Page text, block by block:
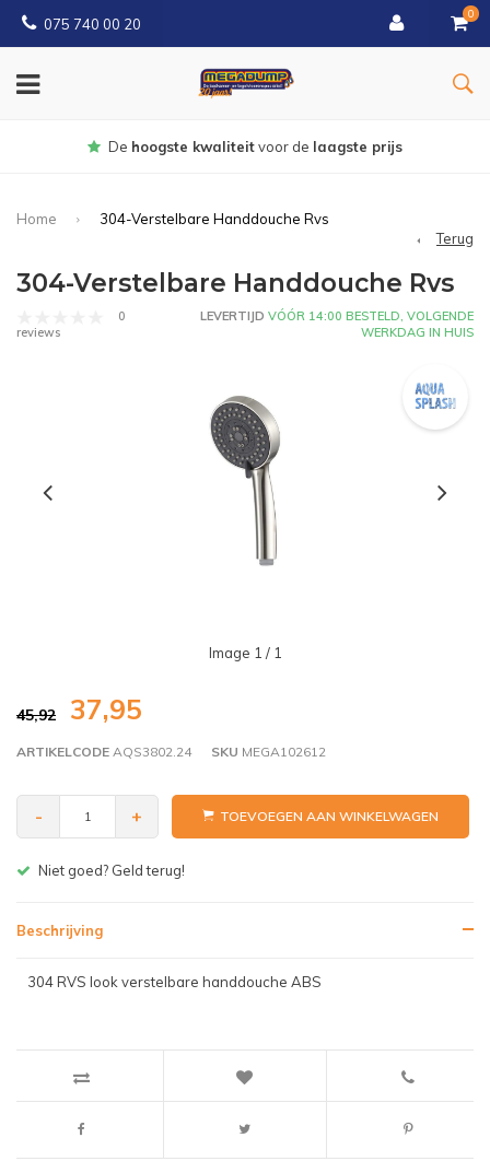
075 740 00 20
0
Gratisbezorgd vanaf € 150
Home
304-Verstelbare Handdouche Rvs
Terug
304-Verstelbare Handdouche Rvs
0
reviews
LEVERTIJD VÓÓR 14:00 BESTELD, VOLGENDE
WERKDAG IN HUIS
Image 1 / 1
45,92 37,95
ARTIKELCODE AQS3802.24 SKU MEGA102612
- + TOEVOEGEN AAN WINKELWAGEN
Gratis bezorgen v.a. € 150,- (NL)
Beschrijving
304 RVS look verstelbare handdouche ABS